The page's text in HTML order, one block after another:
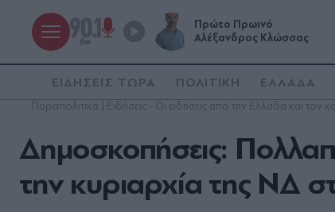
Πρώτο Πρωινό
Αλέξανδρος Κλώσσας
ΕΙΔΗΣΕΙΣ ΤΩΡΑ ΠΟΛΙΤΙΚΗ ΕΛΛΑΔΑ
Παραπολιτικά | Ειδήσεις - Οι ειδήσεις από την Ελλάδα και τον
Δημοσκοπήσεις:
την κυριαρχία της ΝΔ